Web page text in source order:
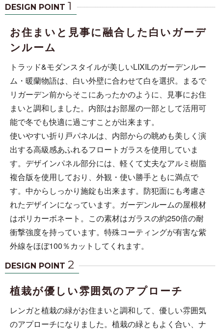
DESIGN POINT 1
お住まいと見事に融合した白いガーデ
ンルーム
トラッド&モダンスタイルが美しいLIXILのガーデンルー
ム・暖蘭物語は、白い外壁に合わせて白を選択。まるで
リガーデン前からそこにあったかのように、見事にお住
まいと調和しました。内部はお部屋の一部として活用可
能で冬でも快適に過ごすことが出来ます。
使いやすい折り戸パネルは、内部からの眺めも美しく演
出する高級感あふれるフロートガラスを使用していま
す。デザインパネル部分には、軽くて丈夫なアルミ樹脂
複合版を使用しており、外観・使い勝手ともに満点で
す。中からしっかり施錠も出来ます。防犯面にも考慮さ
れたデザインになっています。ガーデンルームの屋根材
はポリカーボネート。この素材はガラスの約250倍の耐
衝撃強度を持っています。特殊コーティングが有害な紫
外線をほぼ100％カットしてくれます。
DESIGN POINT 2
植栽が優しい雰囲気のアプローチ
レンガと植栽の緑がお住まいと調和して、優しい雰囲気
のアプローチになりました。植栽の緑ともよく合い、ナ